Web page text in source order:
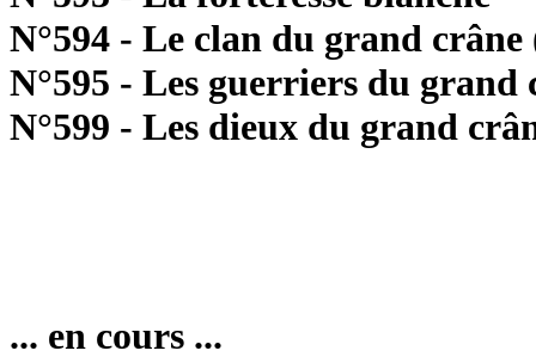
N°594 - Le clan du grand
N°595 - Les guerriers du grand
N°599 - Les dieux du grand
... en cours ...